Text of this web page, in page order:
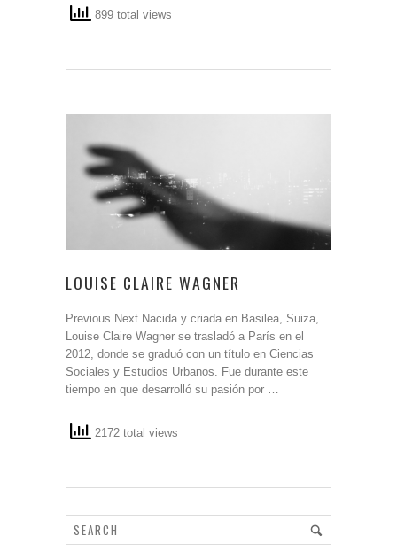
899 total views
LOUISE CLAIRE WAGNER
Previous Next Nacida y criada en Basilea, Suiza,
Louise Claire Wagner se trasladó a París en el
2012, donde se graduó con un título en Ciencias
Sociales y Estudios Urbanos. Fue durante este
tiempo en que desarrolló su pasión por …
2172 total views